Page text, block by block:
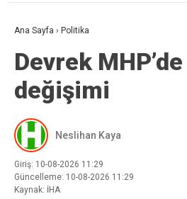
Ana Sayfa › Politika
Devrek
değişimi
Neslihan Kaya
Giriş: 10-08-2026 11:29
Güncelleme: 10-08-2026 11:29
Kaynak: İHA